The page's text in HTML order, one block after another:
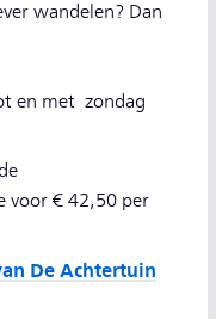
wandelen? Dan
en met zondag
voor € 42,50 per
De Achtertuin